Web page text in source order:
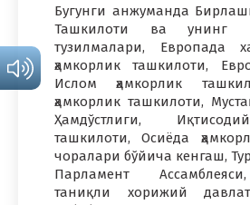
Бугунги анжуманда
Ташкилоти ва унинг
тузилмалари, Европада
ҳамкорлик ташкилоти,
Ислом ҳамкорлик
ҳамкорлик ташкилоти,
Ҳамдўстлиги,
ташкилоти, Осиёда
чоралари бўйича кенгаш,
Парламент
таниқли хорижий